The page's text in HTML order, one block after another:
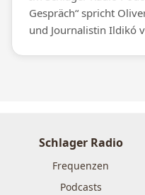
Gespräch“ spricht
und Journalistin Ildikó
Schlager Radio
Frequenzen
Podcasts